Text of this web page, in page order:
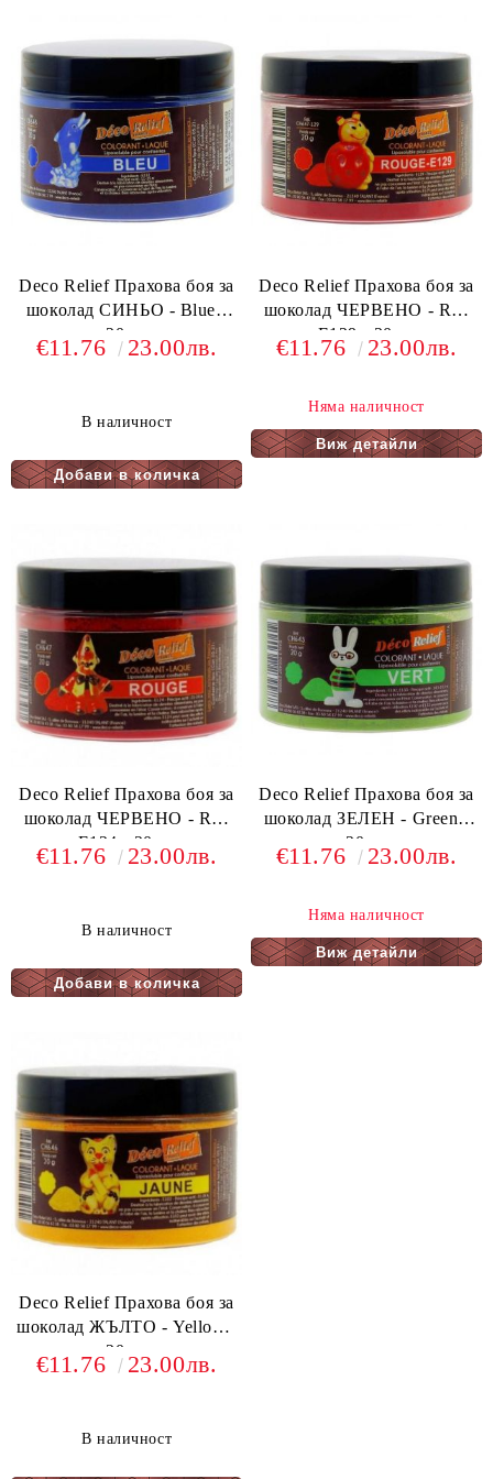
Deco Relief Прахова боя за
шоколад СИНЬО - Blue -
20 гр
€11.76 23.00лв.
В наличност
Deco Relief Прахова боя за
шоколад ЧЕРВЕНО - Red
E129 - 20 гр
€11.76 23.00лв.
Няма наличност
Виж детайли
Deco Relief Прахова боя за
шоколад ЧЕРВЕНО - Red
E124 - 20 гр
€11.76 23.00лв.
В наличност
Deco Relief Прахова боя за
шоколад ЗЕЛЕН - Green -
20 гр
€11.76 23.00лв.
Няма наличност
Виж детайли
Deco Relief Прахова боя за
шоколад ЖЪЛТО - Yellow -
20 гр
€11.76 23.00лв.
В наличност